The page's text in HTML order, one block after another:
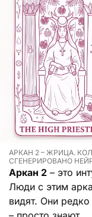
АРКАН 2 – ЖРИЦА.
СГЕНЕРИРОВАНО
Аркан 2 – это
Люди с этим
видят. Они